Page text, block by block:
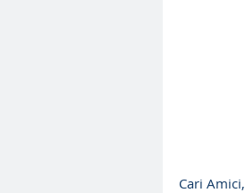
Cari Amici,